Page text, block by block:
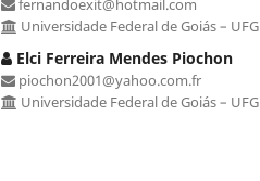
fernandoexit@hotmail.com
Universidade Federal de Goiás – UFG
Elci Ferreira Mendes Piochon
piochon2001@yahoo.com.fr
Universidade Federal de Goiás – UFG